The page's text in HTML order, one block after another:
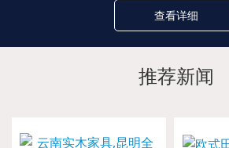
查看详细
推荐新闻